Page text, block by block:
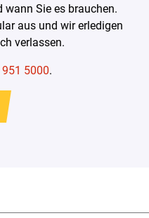
Sie es brauchen.
aus und wir erledigen
verlassen.
5000.